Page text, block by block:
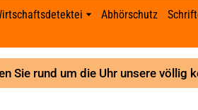
von 24 Std.
0800 – 88
nach Fremdgehen –
Detektei
Ortung
Abhörschutz
Sie rund um die Uhr unsere